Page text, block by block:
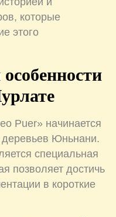
которые
этого
Puer» начинается
деревьев Юньнани.
специальная
позволяет достичь
в короткие